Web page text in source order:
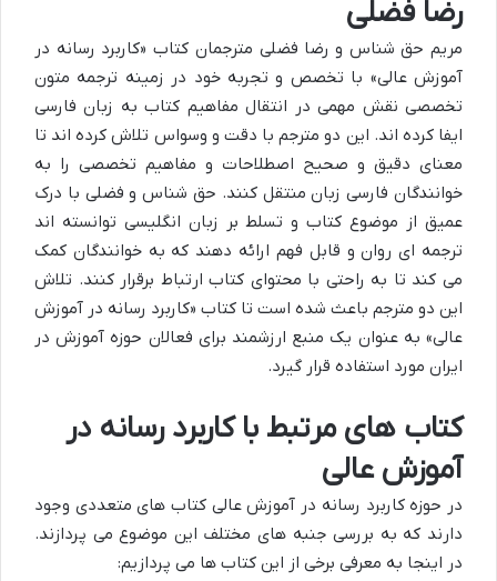
رضا فضلی
مریم حق شناس و رضا فضلی مترجمان کتاب «کاربرد رسانه در
آموزش عالی» با تخصص و تجربه خود در زمینه ترجمه متون
تخصصی نقش مهمی در انتقال مفاهیم کتاب به زبان فارسی
ایفا کرده اند. این دو مترجم با دقت و وسواس تلاش کرده اند تا
معنای دقیق و صحیح اصطلاحات و مفاهیم تخصصی را به
خوانندگان فارسی زبان منتقل کنند. حق شناس و فضلی با درک
عمیق از موضوع کتاب و تسلط بر زبان انگلیسی توانسته اند
ترجمه ای روان و قابل فهم ارائه دهند که به خوانندگان کمک
می کند تا به راحتی با محتوای کتاب ارتباط برقرار کنند. تلاش
این دو مترجم باعث شده است تا کتاب «کاربرد رسانه در آموزش
عالی» به عنوان یک منبع ارزشمند برای فعالان حوزه آموزش در
ایران مورد استفاده قرار گیرد.
کتاب های مرتبط با کاربرد رسانه در
آموزش عالی
در حوزه کاربرد رسانه در آموزش عالی کتاب های متعددی وجود
دارند که به بررسی جنبه های مختلف این موضوع می پردازند.
در اینجا به معرفی برخی از این کتاب ها می پردازیم: